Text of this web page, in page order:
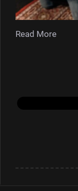
Read More